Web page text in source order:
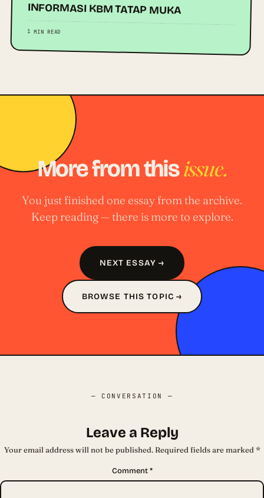
INFORMASI KBM TATAP MUKA
1 MIN READ
More from thisissue.
You just finished one essay from the archive.
Keep reading — there is more to explore.
NEXT ESSAY →
BROWSE THIS TOPIC →
— CONVERSATION —
Leave a Reply
Your email address will not be published. Required fields are marked *
Comment*